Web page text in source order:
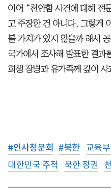
이어 “천안함 사건에 대해 전
고 주장한 건 아니다. 그렇게
볼 가치가 있지 않을까 해서
국가에서 조사해 발표한 결과
희생 장병과 유가족께 깊이 사
#인사청문회 #북한 교육
대한민국 주적
북한 정권